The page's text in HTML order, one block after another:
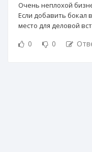
Очень неплохой
Если добавить бокал
место для деловой
0 0